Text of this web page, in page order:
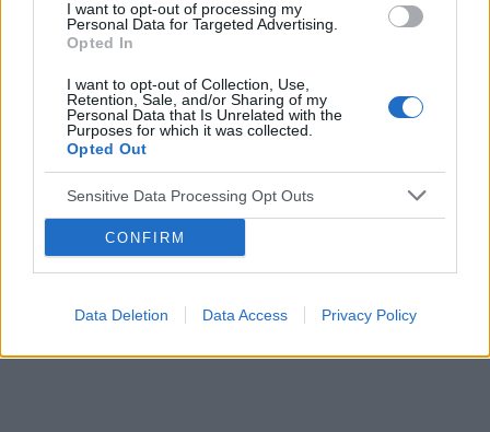
I want to opt-out of processing my
Personal Data for Targeted Advertising.
Opted In
I want to opt-out of Collection, Use,
Retention, Sale, and/or Sharing of my
Personal Data that Is Unrelated with the
Purposes for which it was collected.
Opted Out
Sensitive Data Processing Opt Outs
CONFIRM
Data Deletion Data Access Privacy Policy